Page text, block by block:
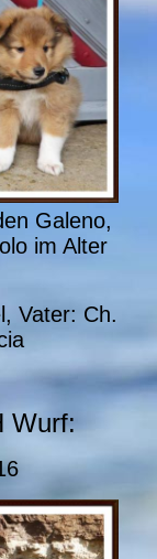
Galeno,
im Alter
Vater: Ch.
Wurf: